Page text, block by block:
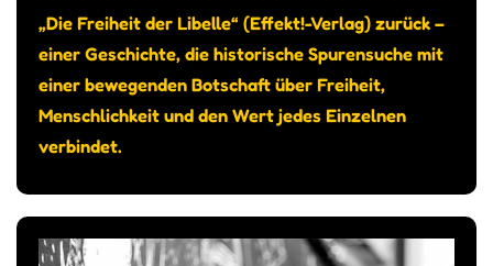
„Die Freiheit der Libelle“ (Effekt!-Verlag) zurück –
einer Geschichte, die historische Spurensuche mit
einer bewegenden Botschaft über Freiheit,
Menschlichkeit und den Wert jedes Einzelnen
verbindet.